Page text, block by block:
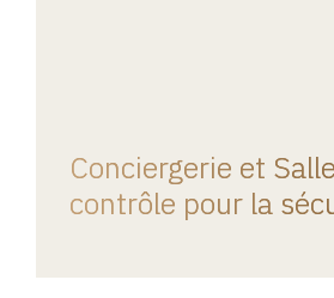
Conciergerie et
contrôle pour la